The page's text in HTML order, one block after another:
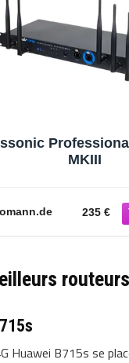
MKIII
235 €
Huawei B715s se